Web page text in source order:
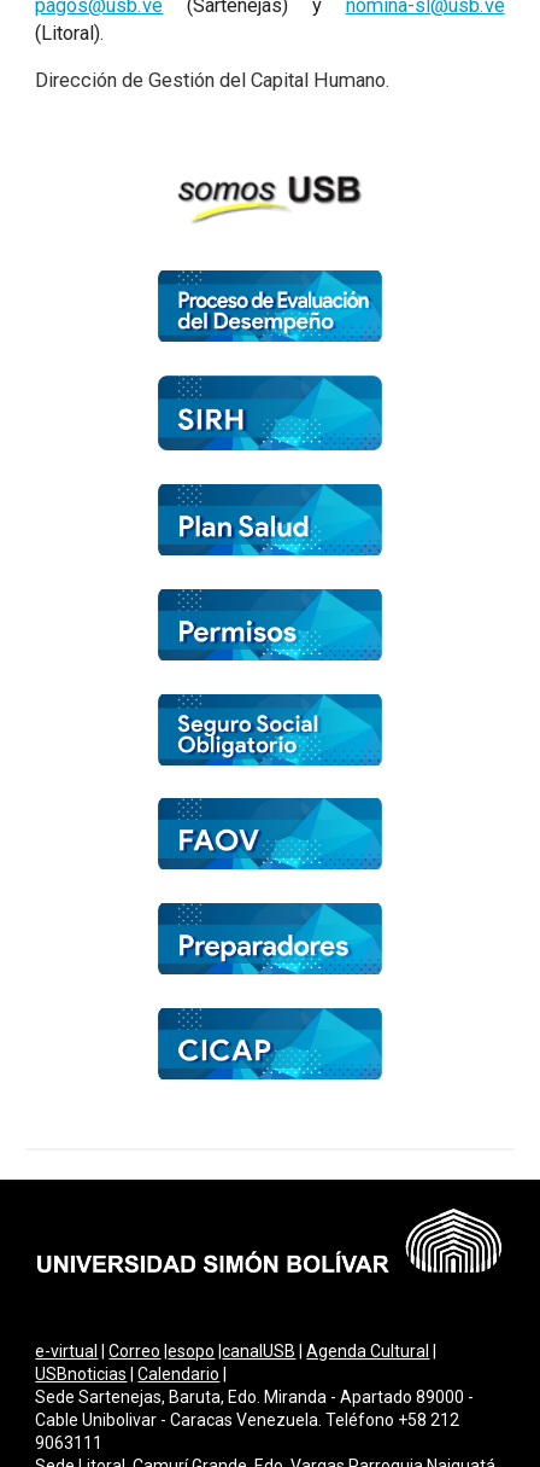
pagos@usb.ve (Sartenejas) y nomina-sl@usb.ve
(Litoral).
Dirección de Gestión del Capital Humano.
e-virtual |Correo |esopo |canalUSB |Agenda Cultural
USBnoticias |Calendario
Sede Sartenejas, Baruta, Edo. Miranda - Apartado 89000 -
Cable Unibolivar - Caracas Venezuela. Teléfono +58 212
9063111